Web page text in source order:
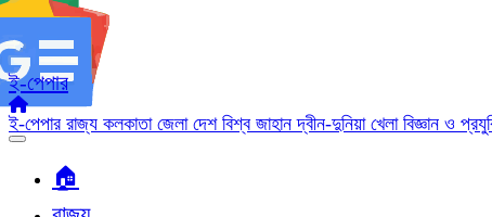
ই-পেপার
ই-পেপার রাজ্য কলকাতা জেলা দেশ বিশ্ব জাহানদ্বীন-দুনিয়া খেলা বিজ্ঞান ও
🏠︎